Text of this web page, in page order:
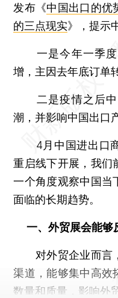
发布《中国出口的优
的三点现实》，提示
一是今年一季度
增，主因去年底订单
二是疫情之后中
潮，并影响中国出口
4月中国进出口商
重启线下开展，我们
一个角度观察中国当
面临的长期趋势。
一、外贸展会能够
对外贸企业而言
渠道，能够集中高效
数量和质量，影响外